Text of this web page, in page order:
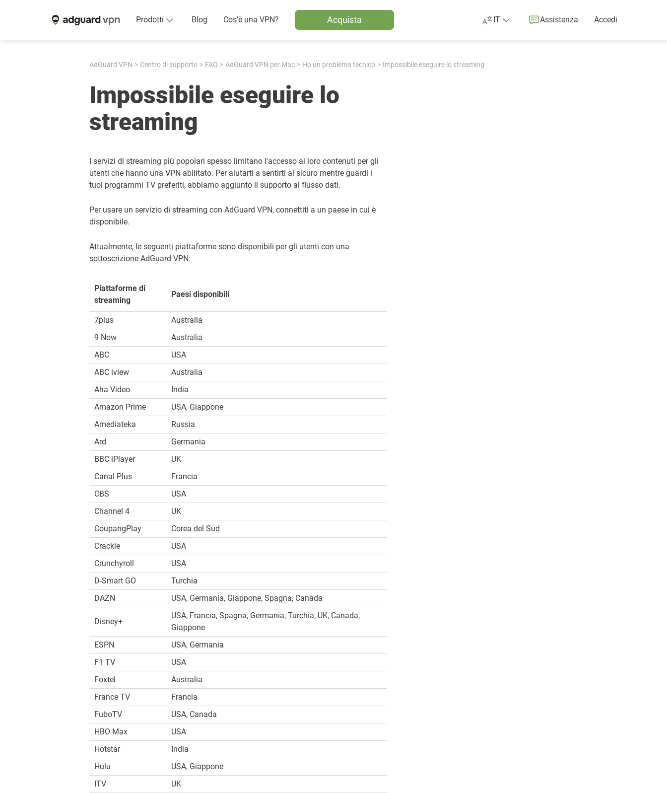
Prodotti Blog Cos’è una VPN? Acquista IT Assistenza Accedi
AdGuard VPN Centro di supporto FAQ AdGuard VPN per Mac Ho un problema tecnico Impossibile eseguire lo streaming
Impossibile eseguire lo
streaming
I servizi di streaming più popolari spesso limitano l'accesso ai loro contenuti per gli
utenti che hanno una VPN abilitato. Per aiutarti a sentirti al sicuro mentre guardi i
tuoi programmi TV preferiti, abbiamo aggiunto il supporto al flusso dati.
Per usare un servizio di streaming con AdGuard VPN, connettiti a un paese in cui è
disponibile.
Attualmente, le seguenti piattaforme sono disponibili per gli utenti con una
sottoscrizione AdGuard VPN:
Piattaforme di
streaming
Paesi disponibili
7plus
Australia
9 Now
Australia
ABC
USA
ABC iview
Australia
Aha Video
India
Amazon Prime
USA, Giappone
Amediateka
Russia
Ard
Germania
BBC iPlayer
UK
Canal Plus
Francia
CBS
USA
Channel 4
UK
CoupangPlay
Corea del Sud
Crackle
USA
Crunchyroll
USA
D-Smart GO
Turchia
DAZN
USA, Germania, Giappone, Spagna, Canada
Disney+
USA, Francia, Spagna, Germania, Turchia, UK, Canada,
Giappone
ESPN
USA, Germania
F1 TV
USA
Foxtel
Australia
France TV
Francia
FuboTV
USA, Canada
HBO Max
USA
Hotstar
India
Hulu
USA, Giappone
ITV
UK